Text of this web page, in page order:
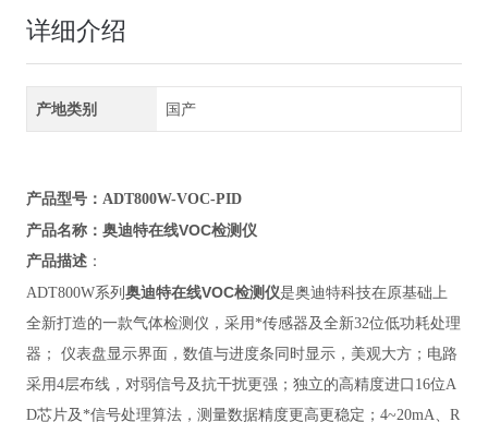
详细介绍
产地类别 国产
产品型号：ADT800W-VOC-PID
产品名称： 奥迪特在线VOC检测仪
产品描述：
ADT800W系列 奥迪特在线VOC检测仪是奥迪特科技在原基础上
全新打造的一款气体检测仪，采用*传感器及全新32位低功耗处理
器； 仪表盘显示界面，数值与进度条同时显示，美观大方；电路
采用4层布线，对弱信号及抗干扰更强；独立的高精度进口16位A
D芯片及*信号处理算法，测量数据精度更高更稳定；4~20mA、R